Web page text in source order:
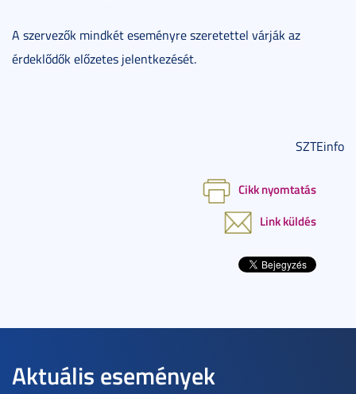
A szervezők mindkét eseményre szeretettel várják az
érdeklődők előzetes jelentkezését.
SZTEinfo
Cikk nyomtatás
Link küldés
Aktuális események